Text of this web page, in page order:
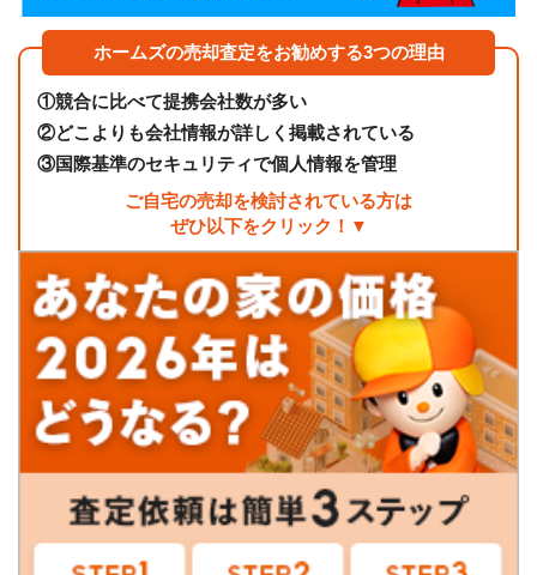
ホームズの売却査定をお勧めする3つの理由
①競合に比べて提携会社数が多い
②どこよりも会社情報が詳しく掲載されている
③国際基準のセキュリティで個人情報を管理
ご自宅の売却を検討されている方は
ぜひ以下をクリック！▼